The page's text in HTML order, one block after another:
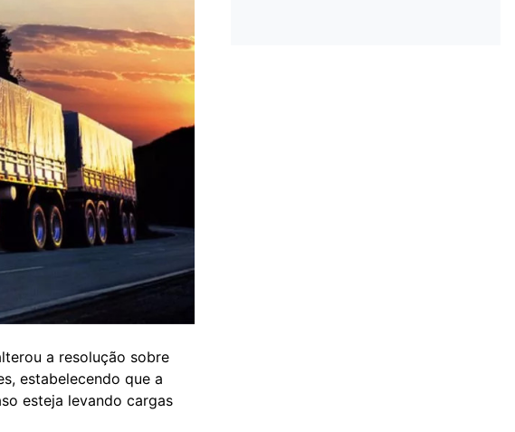
a resolução sobre
estabelecendo que a
esteja levando cargas